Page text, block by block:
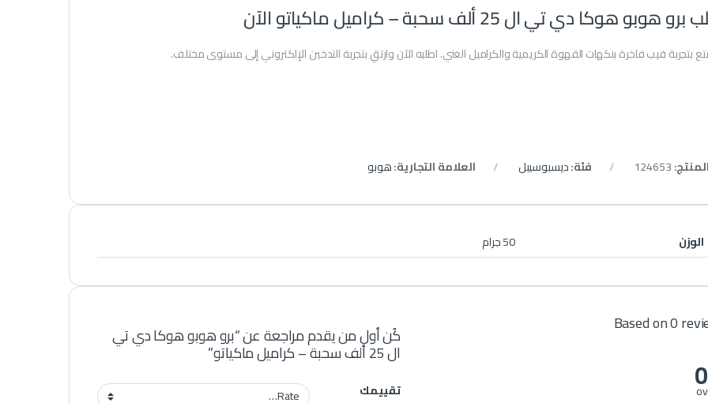
هوبو هوكا دي تي ال 25 ألف سحبة – كراميل ماكياتو الآن
بتجربة فيب فاخرة بنكهات القهوة الكريمية والكراميل الغني. اطلبه الآن وارتقِ بتجربة التدخين الإلكتروني إلى مستوى مختلف.
124653 فئة:ديسبوسيبل العلامة التجارية:هوبو
الوزن 50 جرام
Based on 0 كُن أول من يقدم مراجعة عن “برو هوبو هوكا دي تي
ال 25 ألف سحبة – كراميل ماكياتو”
تقييمك